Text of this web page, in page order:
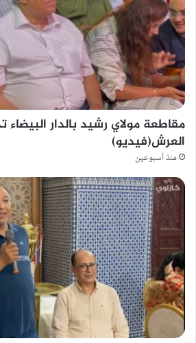
مقاطعة مولاي رشيد بالدار
العرش(فيديو)
منذ أسبوعين